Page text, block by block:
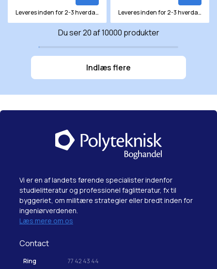
Leveres inden for 2-3 hverdage Leveres inden for 2-3 hverdage
Du ser 20 af 10000 produkter
Indlæs flere
Vi er en af landets førende specialister indenfor
studielitteratur og professionel faglitteratur, fx til
byggeriet, om militære strategier eller bredt inden for
ingeniørverdenen.
Læs mere om os
Contact
Ring
77 42 43 44